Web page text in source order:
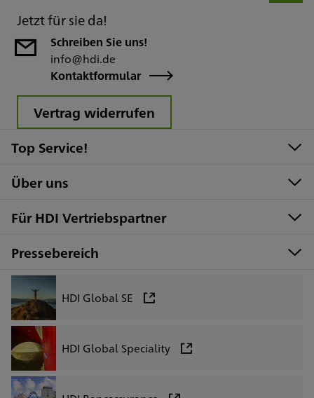
Jetzt für sie da!
Schreiben Sie uns!
info@hdi.de
Kontaktformular
Vertrag widerrufen
Top Service!
Über uns
Für HDI Vertriebspartner
Pressebereich
HDI Global SE
HDI Global Speciality